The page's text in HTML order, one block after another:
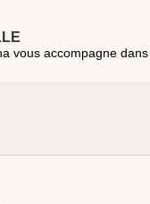
vous accompagne